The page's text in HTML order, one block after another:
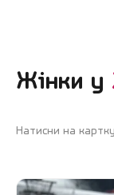
Жінки у
Натисни на